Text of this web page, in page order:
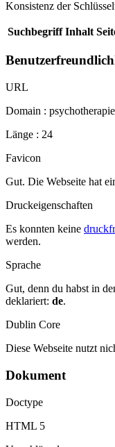
Konsistenz der
Suchbegriff Inhalt
URL
Domain :
Länge : 24
Favicon
Gut. Die Webseite hat
Druckeigenschaften
Es konnten keine
werden.
Sprache
Gut, denn du habst in
deklariert: de.
Dublin Core
Diese Webseite nutzt
Dokument
Doctype
HTML 5